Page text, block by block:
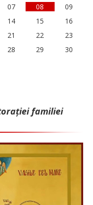
07 08
09
14 15
16
21 22
23
28 29
30
familiei